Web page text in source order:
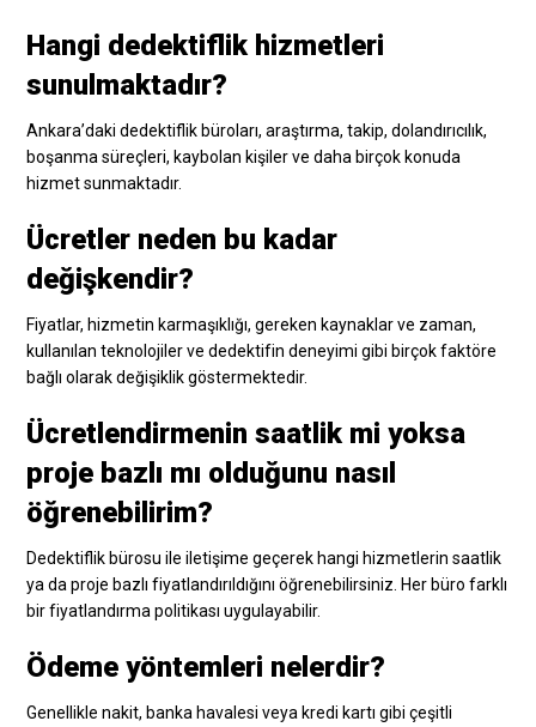
Hangi dedektiflik hizmetleri
sunulmaktadır?
Ankara’daki dedektiflik büroları, araştırma, takip, dolandırıcılık,
boşanma süreçleri, kaybolan kişiler ve daha birçok konuda
hizmet sunmaktadır.
Ücretler neden bu kadar
değişkendir?
Fiyatlar, hizmetin karmaşıklığı, gereken kaynaklar ve zaman,
kullanılan teknolojiler ve dedektifin deneyimi gibi birçok faktöre
bağlı olarak değişiklik göstermektedir.
Ücretlendirmenin saatlik mi yoksa
proje bazlı mı olduğunu nasıl
öğrenebilirim?
Dedektiflik bürosu ile iletişime geçerek hangi hizmetlerin saatlik
ya da proje bazlı fiyatlandırıldığını öğrenebilirsiniz. Her büro farklı
bir fiyatlandırma politikası uygulayabilir.
Ödeme yöntemleri nelerdir?
Genellikle nakit, banka havalesi veya kredi kartı gibi çeşitli